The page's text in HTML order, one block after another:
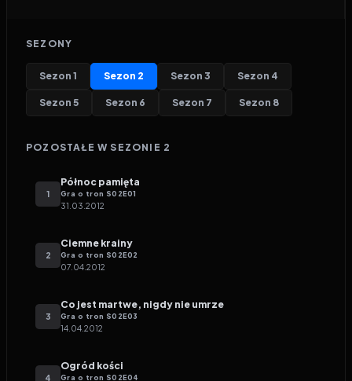
SEZONY
Sezon 1 Sezon 2 Sezon 3 Sezon 4
Sezon 5 Sezon 6 Sezon 7 Sezon 8
POZOSTAŁE W SEZONIE 2
1
Północ pamięta
Gra o tron S02E01
31.03.2012
2
Ciemne krainy
Gra o tron S02E02
07.04.2012
3
Co jest martwe, nigdy nie umrze
Gra o tron S02E03
14.04.2012
4
Ogród kości
Gra o tron S02E04